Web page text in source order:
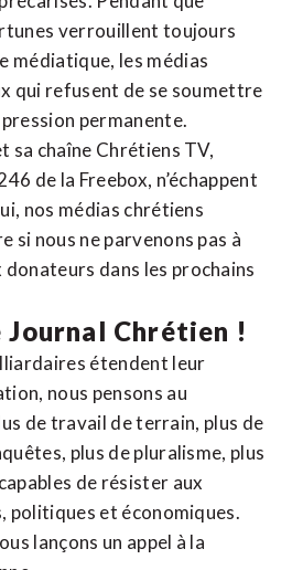
verrouillent toujours
médiatique, les médias
qui refusent de se soumettre
permanente.
sa chaîne Chrétiens TV,
de la Freebox, n’échappent
nos médias chrétiens
si nous ne parvenons pas à
dans les prochains
Journal Chrétien !
étendent leur
nous pensons au
de travail de terrain, plus de
plus de pluralisme, plus
de résister aux
politiques et économiques.
lançons un appel à la